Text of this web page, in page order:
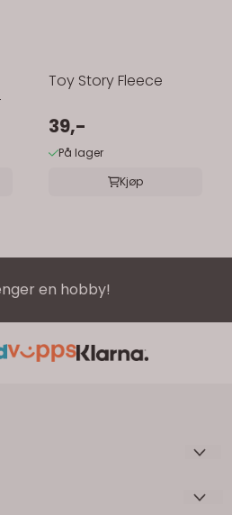
Toy Story Fleece
39,-
På lager
Kjøp
en hobby!